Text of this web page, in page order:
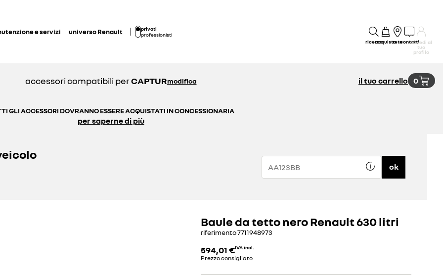
e servizi universo Renault
privati
professionisti
ricercaacquistoretecontattiaccedi al
tuo
profilo
accessori compatibili perCAPTURmodifica il tuo carrello 0
GLI ACCESSORI DOVRANNO ESSERE ACQUISTATI IN CONCESSIONARIA
per saperne di più
ok
Baule da tetto nero Renault 630 litri
riferimento7711948973
594,01 €IVA incl.
Prezzo consigliato